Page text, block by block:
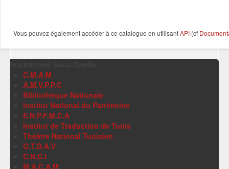
Vous pouvez également accéder à ce catalogue en utilisantAPI (cf
C.M.A.M
A.M.V.P.P.C
Bibliothèque Nationale
Institut National du Patrimoine
E.N.P.F.M.C.A
Institut de Traduction de Tunis
Théâtre National Tunisien
O.T.D.A.V
C.N.C.I
M.A.C.A.M